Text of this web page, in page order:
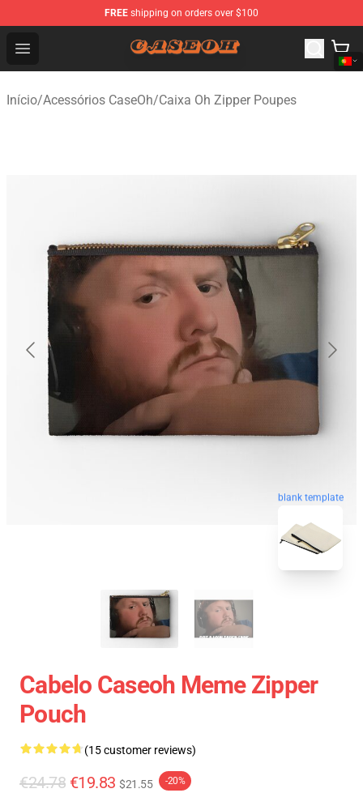
FREE shipping on orders over $100
Open menu
CaseOh Shop - Official CaseOh Merchandise Store
Início/Acessórios CaseOh/Caixa Oh Zipper Poupes
blank template
Cabelo Caseoh Meme Zipper
Pouch
(15 customer reviews)
€24.78 €19.83 $21.55 -20%